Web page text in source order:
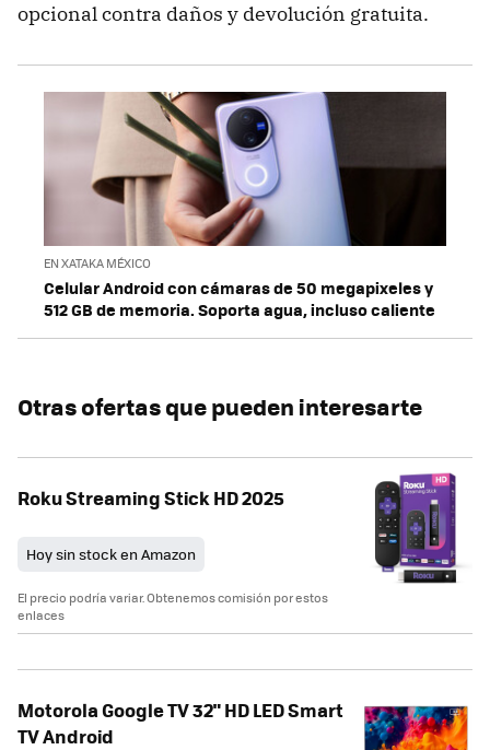
opcional contra daños y devolución gratuita.
EN XATAKA MÉXICO
Celular Android con cámaras de 50 megapixeles y
512 GB de memoria. Soporta agua, incluso caliente
Otras ofertas que pueden interesarte
Roku Streaming Stick HD 2025
Hoy sin stock en Amazon
El precio podría variar. Obtenemos comisión por estos
enlaces
Motorola Google TV 32" HD LED Smart
TV Android